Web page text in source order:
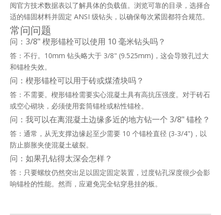
阅官方技术数据表以了解具体的负载值。浏览可靠的目录，选择合
适的锚固材料并固定 ANSI 级钻头，以确保每次紧固都符合规范。
常问问题
问：3/8" 楔形锚栓可以使用 10 毫米钻头吗？
答：不行。10mm 钻头略大于 3/8" (9.525mm)，这会导致孔过大
和锚栓失效。
问：楔形锚栓可以用于砖或煤渣块吗？
答：不需要。楔形锚栓需要实心混凝土具有高抗压强度。对于砖石
或空心砌块，必须使用套筒锚栓或粘性锚栓。
问：我可以在离混凝土边缘多近的地方钻一个 3/8" 锚栓？
答：通常，从无支撑边缘起至少需要 10 个锚栓直径 (3-3/4")，以
防止膨胀夹使混凝土破裂。
问：如果孔钻得太深会怎样？
答：只要螺纹仍然突出足以固定固定装置，过度钻孔深度很少会影
响锚栓的性能。然而，应避免完全钻穿悬挂的板。